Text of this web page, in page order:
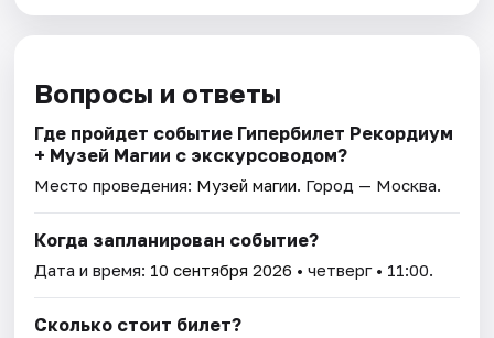
Вопросы и ответы
Где пройдет событие Гипербилет Рекордиум
+ Музей Магии с экскурсоводом?
Место проведения: Музей магии. Город — Москва.
Когда запланирован событие?
Дата и время: 10 сентября 2026 • четверг • 11:00.
Сколько стоит билет?